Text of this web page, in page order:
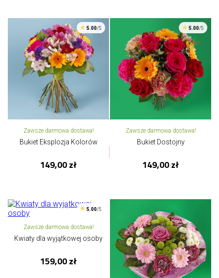
5.00/5
Zawsze darmowa dostawa!
Bukiet Eksplozja Kolorów
149,00 zł
5.00/5
Zawsze darmowa dostawa!
Bukiet Dostojny
149,00 zł
5.00/5
Zawsze darmowa dostawa!
Kwiaty dla wyjątkowej osoby
159,00 zł